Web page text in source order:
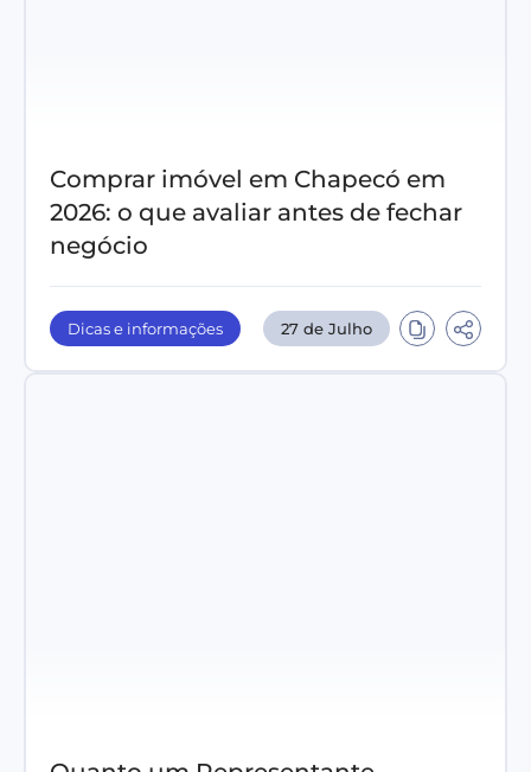
Comprar imóvel em Chapecó em
2026: o que avaliar antes de fechar
negócio
Dicas e informações 27 de Julho